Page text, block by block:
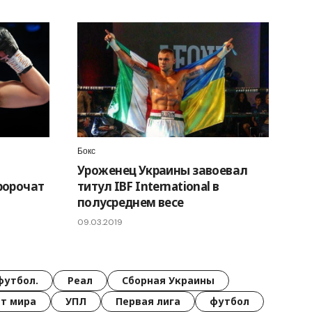
Бокс
Уроженец Украины завоевал
титул IBF International в
полусреднем весе
09.03.2019
Реал
Сборная Украины
мира
УПЛ Первая лига футбол